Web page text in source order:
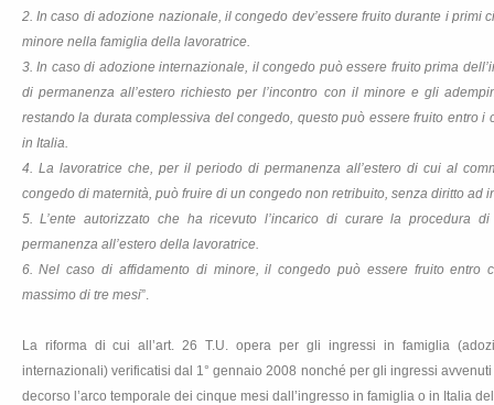
2. In caso di adozione nazionale, il congedo dev’essere fruito durante i primi
minore nella famiglia della lavoratrice.
3. In caso di adozione internazionale, il congedo può essere fruito prima
di permanenza all’estero richiesto per l’incontro con il minore e gli
restando la durata complessiva del congedo, questo può essere fruito entro i
in Italia.
4. La lavoratrice che, per il periodo di permanenza all’estero di cui al
congedo di maternità, può fruire di un congedo non retribuito, senza diritto ad
5. L’ente autorizzato che ha ricevuto l’incarico di curare la procedura
permanenza all’estero della lavoratrice.
6. Nel caso di affidamento di minore, il congedo può essere fruito entro
massimo di tre mesi”.
La riforma di cui all’art. 26 T.U. opera per gli ingressi in famiglia
internazionali) verificatisi dal 1° gennaio 2008 nonché per gli ingressi
decorso l’arco temporale dei cinque mesi dall’ingresso in famiglia o in Italia